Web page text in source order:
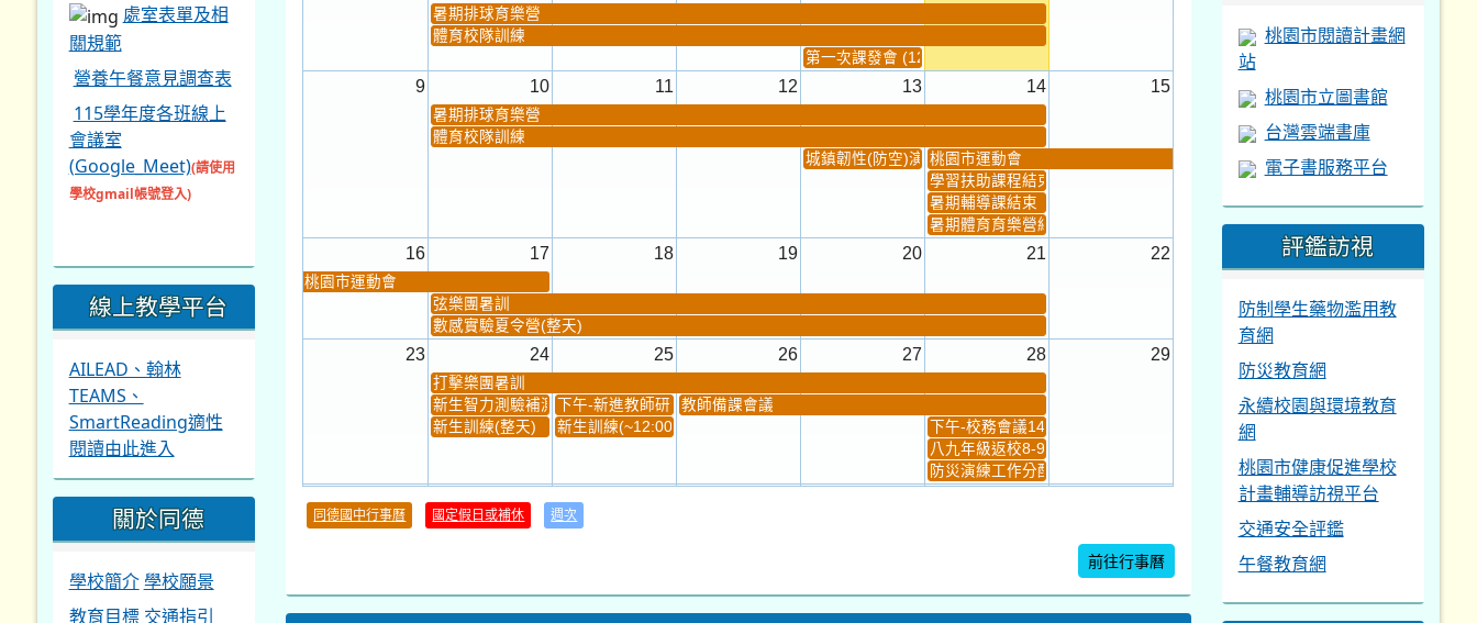
暑期排球育樂營
體育校隊訓練
第一次課發會 (12:30~)
9 10 11 12 13 14 15
暑期排球育樂營
體育校隊訓練
城鎮韌性(防空)演習桃園市運動會
學習扶助課程結束
暑期輔導課結束
暑期體育育樂營結束
16 17 18 19 20 21 22
桃園市運動會
弦樂團暑訓
數感實驗夏令營(整天)
23 24 25 26 27 28 29
打擊樂團暑訓
新生智力測驗補測(...下午-新進教師研習教師備課會議
新生訓練(整天)
新生訓練(~12:00)
下午-校務會議14:00-16...
八九年級返校8-9
防災演練工作分配及...
30 31
本週_健康檢查週 各班器材負責人訓練發放班級書箱及晨讀...
本週_新書展
班週
第一週
超額比序暨免試入學...
同德國中行事曆 國定假日或補休 週次
前往行事曆
處室表單及相
關規範
營養午餐意見調查表
115學年度各班線上
會議室
(Google_Meet)(請使用
學校gmail帳號登入)
線上教學平台
AILEAD、翰林
TEAMS、
SmartReading適性
閱讀由此進入
關於同德
學校簡介 學校願景
教育目標 交通指引
桃園市閱讀計畫網
站
桃園市立圖書館
台灣雲端書庫
電子書服務平台
評鑑訪視
防制學生藥物濫用教
育網
防災教育網
永續校園與環境教育
網
桃園市健康促進學校
計畫輔導訪視平台
交通安全評鑑
午餐教育網